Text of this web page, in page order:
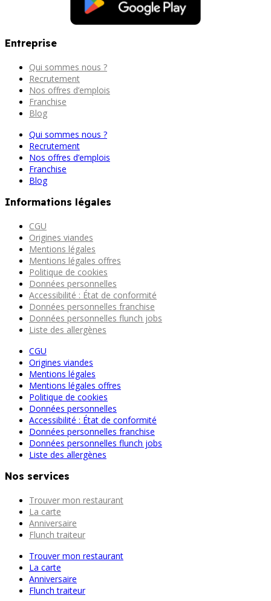
Entreprise
Qui sommes nous ?
Recrutement
Nos offres d’emplois
Franchise
Blog
Qui sommes nous ?
Recrutement
Nos offres d’emplois
Franchise
Blog
Informations légales
CGU
Origines viandes
Mentions légales
Mentions légales offres
Politique de cookies
Données personnelles
Accessibilité : État de conformité
Données personnelles franchise
Données personnelles flunch jobs
Liste des allergènes
CGU
Origines viandes
Mentions légales
Mentions légales offres
Politique de cookies
Données personnelles
Accessibilité : État de conformité
Données personnelles franchise
Données personnelles flunch jobs
Liste des allergènes
Nos services
Trouver mon restaurant
La carte
Anniversaire
Flunch traiteur
Trouver mon restaurant
La carte
Anniversaire
Flunch traiteur